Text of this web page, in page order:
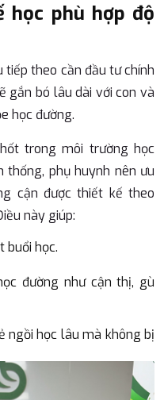
học phù hợp độ
tiếp theo cần đầu tư chính
gắn bó lâu dài với con và
học đường.
trong môi trường học
phụ huynh nên ưu
cận được thiết kế theo
này giúp:
buổi học.
đường như cận thị, gù
ngồi học lâu mà không bị